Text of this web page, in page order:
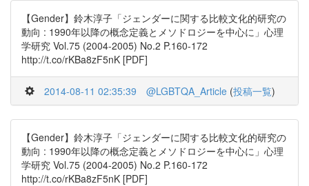
【Gender】鈴木淳子「ジェンダーに関する比較文化的研究の
動向 : 1990年以降の概念定義とメソドロジーを中心に」心理
学研究 Vol.75 (2004-2005) No.2 P.160-172
http://t.co/rKBa8zF5nK [PDF]
2014-08-11 02:35:39 @LGBTQA_Article (投稿一覧)
【Gender】鈴木淳子「ジェンダーに関する比較文化的研究の
動向 : 1990年以降の概念定義とメソドロジーを中心に」心理
学研究 Vol.75 (2004-2005) No.2 P.160-172
http://t.co/rKBa8zF5nK [PDF]